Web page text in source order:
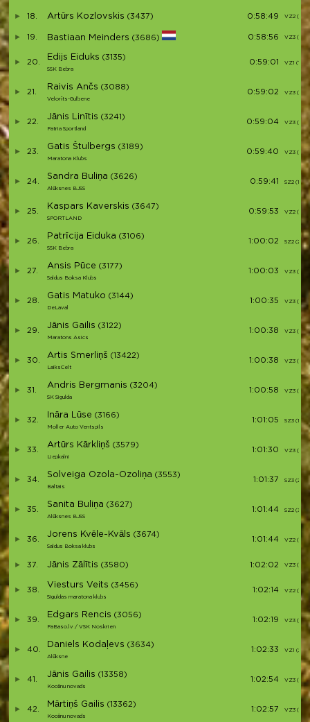
18. Artūrs Kozlovskis (3437) 0:58:49 VZ2 (5)
19. Bastiaan Meinders (3686) 0:58:56 VZ3 (14)
20.
Edijs Eiduks (3135)
SSK Bebra
0:59:01 VZ1 (1)
21.
Raivis Ančs (3088)
Velorīts-Gulbene
0:59:02 VZ3 (15)
22.
Jānis Linītis (3241)
Patria Sportland
0:59:04 VZ3 (16)
23.
Gatis Štulbergs (3189)
Maratona Klubs
0:59:40 VZ3 (17)
24.
Sandra Buliņa (3626)
Alūksnes BJSS
0:59:41 SZ2 (1)
25.
Kaspars Kaverskis (3647)
SPORTLAND
0:59:53 VZ2 (6)
26.
Patrīcija Eiduka (3106)
SSK Bebra
1:00:02 SZ2 (2)
27.
Ansis Pūce (3177)
Saldus Boksa Klubs
1:00:03 VZ3 (18)
28.
Gatis Matuko (3144)
DeLaval
1:00:35 VZ3 (19)
29.
Jānis Gailis (3122)
Maratons Asics
1:00:38 VZ3 (20)
30.
Artis Smerliņš (13422)
LaiksCelt
1:00:38 VZ3 (21)
31.
Andris Bergmanis (3204)
SK Sigulda
1:00:58 VZ3 (22)
32.
Ināra Lūse (3166)
Moller Auto Ventspils
1:01:05 SZ3 (1)
33.
Artūrs Kārkliņš (3579)
Liepkalni
1:01:30 VZ3 (23)
34.
Solveiga Ozola-Ozoliņa (3553)
Baltais
1:01:37 SZ3 (2)
35.
Sanita Buliņa (3627)
Alūksnes BJSS
1:01:44 SZ2 (3)
36.
Jorens Kvēle-Kvāls (3674)
Saldus Boksa klubs
1:01:44 VZ2 (7)
37. Jānis Zālītis (3580) 1:02:02 VZ3 (24)
38.
Viesturs Veits (3456)
Siguldas maratona klubs
1:02:14 VZ2 (8)
39.
Edgars Rencis (3056)
PaBaso.lv / VSK Noskrien
1:02:19 VZ3 (25)
40.
Daniels Kodaļevs (3634)
Alūksne
1:02:33 VZ1 (2)
41.
Jānis Gailis (13358)
Kocēnu novads
1:02:54 VZ3 (26)
42.
Mārtiņš Gailis (13362)
Kocēnu novads
1:02:57 VZ3 (27)